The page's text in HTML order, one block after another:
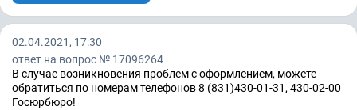
02.04.2021, 17:30
ответ на вопрос № 17096264
В случае возникновения проблем с оформлением, можете
обратиться по номерам телефонов 8 (831)430-01-31, 430-02-00
Госюрбюро!